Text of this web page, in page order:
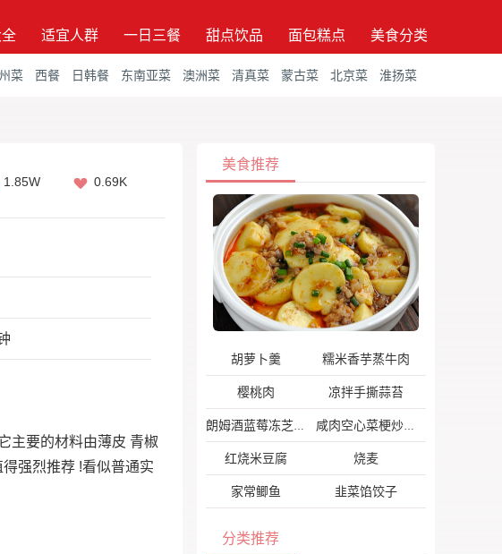
适宜人群 一日三餐 甜点饮品 面包糕点 美食分类
菜 西餐 日韩餐 东南亚菜 澳洲菜 清真菜 蒙古菜 北京菜 淮扬菜
1.85W 0.69K
主要的材料由薄皮 青椒
强烈推荐 !看似普通实
美食推荐
胡萝卜羹 糯米香芋蒸牛肉
樱桃肉 凉拌手撕蒜苔
朗姆酒蓝莓冻芝士 咸肉空心菜梗炒花菜
红烧米豆腐 烧麦
家常鲫鱼 韭菜馅饺子
分类推荐